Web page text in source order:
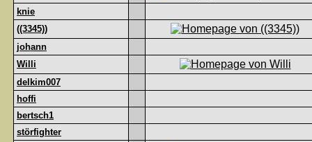
knie
((3345))
johann
Willi
delkim007
hoffi
bertsch1
störfighter